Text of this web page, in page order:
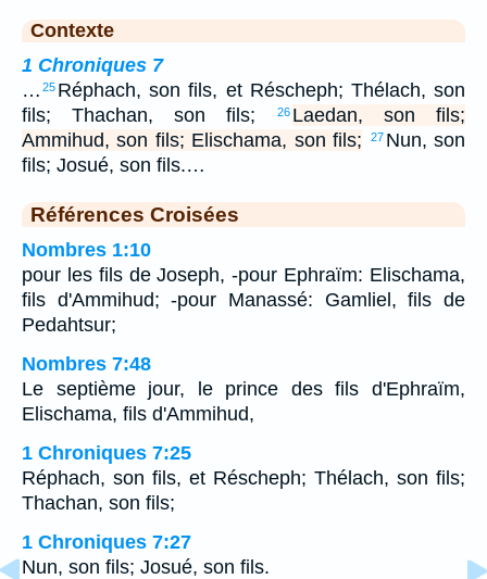
Contexte
1 Chroniques 7
… 25 Réphach, son fils, et Réscheph; Thélach, son
fils; Thachan, son fils;
26 Laedan, son fils;
Ammihud, son fils; Elischama, son fils;
27 Nun, son
fils; Josué, son fils.…
Références Croisées
Nombres 1:10
pour les fils de Joseph, -pour Ephraïm: Elischama,
fils d'Ammihud; -pour Manassé: Gamliel, fils de
Pedahtsur;
Nombres 7:48
Le septième jour, le prince des fils d'Ephraïm,
Elischama, fils d'Ammihud,
1 Chroniques 7:25
Réphach, son fils, et Réscheph; Thélach, son fils;
Thachan, son fils;
1 Chroniques 7:27
Nun, son fils; Josué, son fils.